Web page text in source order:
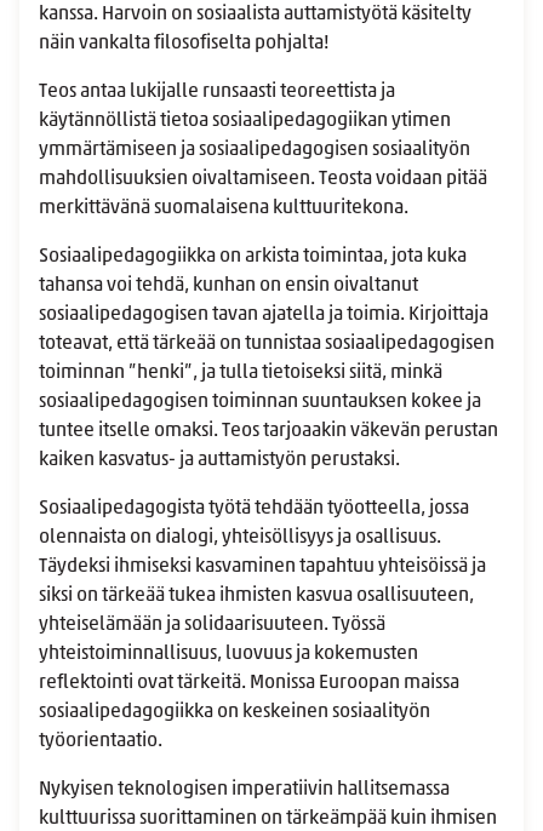
kanssa. Harvoin on sosiaalista auttamistyötä käsitelty
näin vankalta filosofiselta pohjalta!
Teos antaa lukijalle runsaasti teoreettista ja
käytännöllistä tietoa sosiaalipedagogiikan ytimen
ymmärtämiseen ja sosiaalipedagogisen sosiaalityön
mahdollisuuksien oivaltamiseen. Teosta voidaan pitää
merkittävänä suomalaisena kulttuuritekona.
Sosiaalipedagogiikka on arkista toimintaa, jota kuka
tahansa voi tehdä, kunhan on ensin oivaltanut
sosiaalipedagogisen tavan ajatella ja toimia. Kirjoittaja
toteavat, että tärkeää on tunnistaa sosiaalipedagogisen
toiminnan ”henki”, ja tulla tietoiseksi siitä, minkä
sosiaalipedagogisen toiminnan suuntauksen kokee ja
tuntee itselle omaksi. Teos tarjoaakin väkevän perustan
kaiken kasvatus- ja auttamistyön perustaksi.
Sosiaalipedagogista työtä tehdään työotteella, jossa
olennaista on dialogi, yhteisöllisyys ja osallisuus.
Täydeksi ihmiseksi kasvaminen tapahtuu yhteisöissä ja
siksi on tärkeää tukea ihmisten kasvua osallisuuteen,
yhteiselämään ja solidaarisuuteen. Työssä
yhteistoiminnallisuus, luovuus ja kokemusten
reflektointi ovat tärkeitä. Monissa Euroopan maissa
sosiaalipedagogiikka on keskeinen sosiaalityön
työorientaatio.
Nykyisen teknologisen imperatiivin hallitsemassa
kulttuurissa suorittaminen on tärkeämpää kuin ihmisen